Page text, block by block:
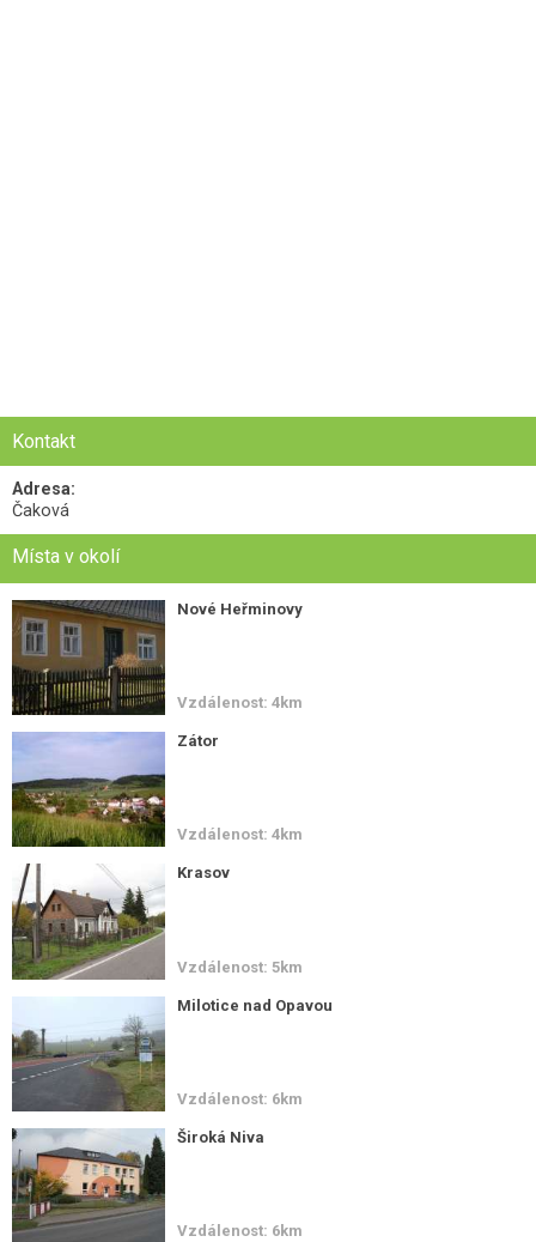
Kontakt
Adresa:
Čaková
Místa v okolí
Nové Heřminovy
Vzdálenost: 4km
Zátor
Vzdálenost: 4km
Krasov
Vzdálenost: 5km
Milotice nad Opavou
Vzdálenost: 6km
Široká Niva
Vzdálenost: 6km